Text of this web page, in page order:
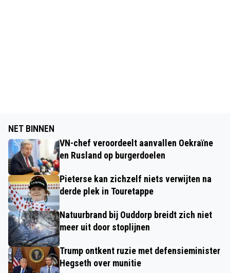
NET BINNEN
VN-chef veroordeelt aanvallen Oekraïne
en Rusland op burgerdoelen
Pieterse kan zichzelf niets verwijten na
derde plek in Touretappe
Natuurbrand bij Ouddorp breidt zich niet
meer uit door stoplijnen
Trump ontkent ruzie met defensieminister
Hegseth over munitie